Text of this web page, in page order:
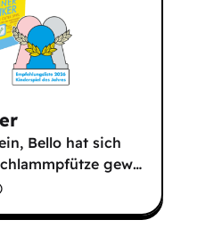
Bello hat sich
gew…